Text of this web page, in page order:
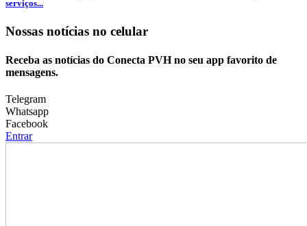
serviços...
Nossas notícias no celular
Receba as notícias do Conecta PVH no seu app favorito de
mensagens.
Telegram
Whatsapp
Facebook
Entrar